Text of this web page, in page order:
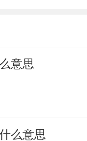
意思
么意思